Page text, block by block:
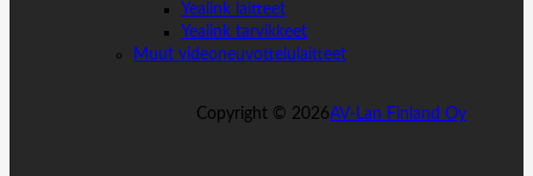
Yealink laitteet
Yealink tarvikkeet
Muut videoneuvottelulaitteet
Copyright © 2026AV-Lan Finland Oy